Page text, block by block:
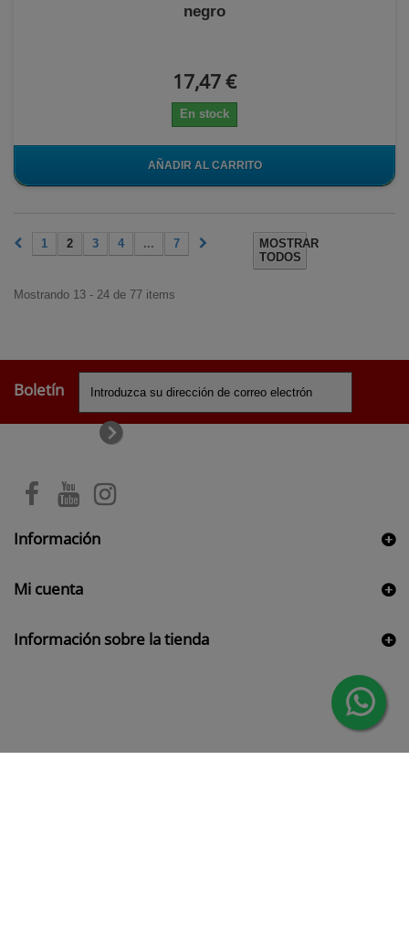
negro
17,47 €
En stock
AÑADIR AL CARRITO
MOSTRAR
TODOS
1 2 3 4 ... 7
Mostrando 13 - 24 de 77 items
Boletín
Información
Mi cuenta
Información sobre la tienda